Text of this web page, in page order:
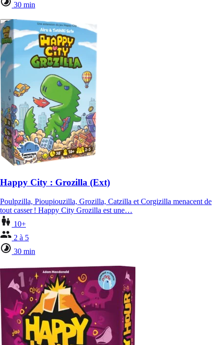
30 min
Happy City : Grozilla (Ext)
Poulpzilla, Pioupiouzilla, Grozilla, Catzilla et Corgizilla menacent de
tout casser ! Happy City Grozilla est une…
10+
2 à 5
30 min